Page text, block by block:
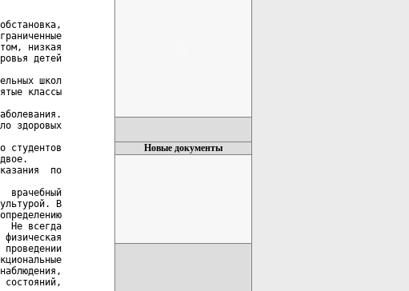
Новые документы